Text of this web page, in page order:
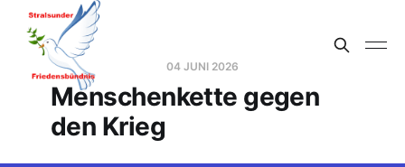
04 JUNI 2026
Menschenkette gegen
den Krieg